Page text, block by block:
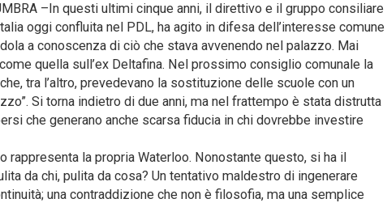
–In questi ultimi cinque anni, il direttivo e il gruppo consiliare
oggi confluita nel PDL, ha agito in difesa dell’interesse comune
a conoscenza di ciò che stava avvenendo nel palazzo. Mai
quella sull’ex Deltafina. Nel prossimo consiglio comunale la
tra l’altro, prevedevano la sostituzione delle scuole con un
Si torna indietro di due anni, ma nel frattempo è stata distrutta
che generano anche scarsa fiducia in chi dovrebbe investire
rappresenta la propria Waterloo. Nonostante questo, si ha il
da chi, pulita da cosa? Un tentativo maldestro di ingenerare
una contraddizione che non è filosofia, ma una semplice